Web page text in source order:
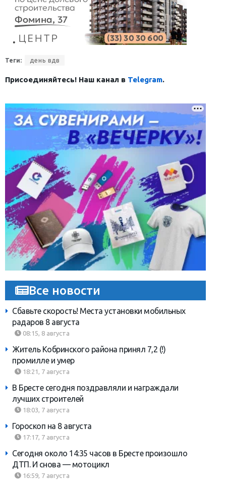
Теги: день вдв
Присоединяйтесь! Наш канал в Telegram.
Все новости
Сбавьте скорость! Места установки мобильных
радаров 8 августа
08:15, 8 августа
Житель Кобринского района принял 7,2 (!)
промилле и умер
18:21, 7 августа
В Бресте сегодня поздравляли и награждали
лучших строителей
18:03, 7 августа
Гороскоп на 8 августа
17:17, 7 августа
Сегодня около 14:35 часов в Бресте произошло
ДТП. И снова — мотоцикл
16:59, 7 августа